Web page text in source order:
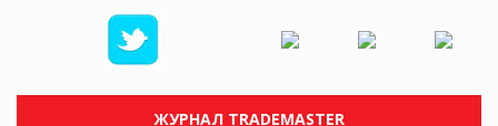
ЖУРНАЛ TRADEMASTER